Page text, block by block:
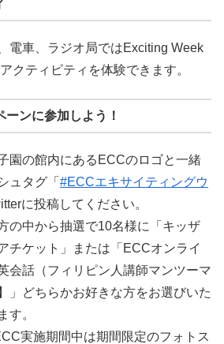
電車、ラジオ局ではExciting Week
クティビティを体験できます。
ンに参加しよう！
園の館内にあるECCのロゴと一緒
ュタグ「 #ECCエキサイティングウ
に投稿してください。
の中から抽選で10名様に「キッザ
チケット」または「ECCオンライ
話（フィリピン人講師マンツーマ
」どちらかお好きな方をお選びいた
す。
実施期間中は期間限定のフォトス